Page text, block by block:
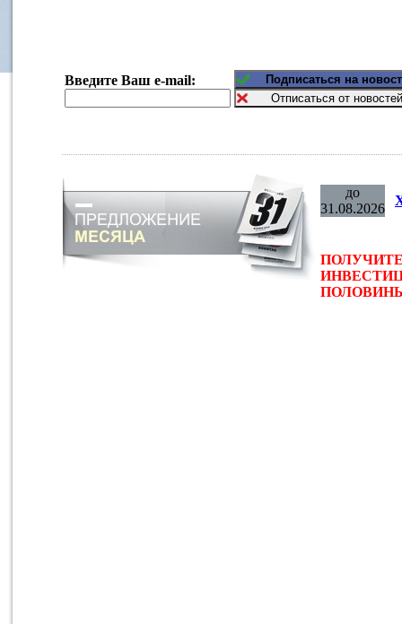
Введите Ваш e-mail:
до
31.08.2026
ПОЛОВИНЫ